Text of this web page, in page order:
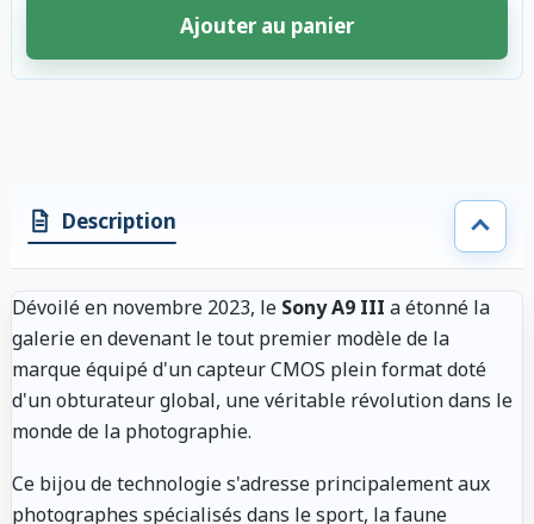
Ajouter au panier
Description
Dévoilé en novembre 2023, le Sony A9 III a étonné la
galerie en devenant le tout premier modèle de la
marque équipé d'un capteur CMOS plein format doté
d'un obturateur global, une véritable révolution dans le
monde de la photographie.
Ce bijou de technologie s'adresse principalement aux
photographes spécialisés dans le sport, la faune